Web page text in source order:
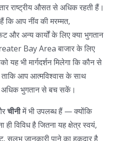
राष्ट्रीय औसत से अधिक रहती हैं।
कि आप नींव की मरम्मत,
और अन्य कार्यों के लिए क्या भुगतान
Bay Area बाजार के लिए
भी मार्गदर्शन मिलेगा कि कौन से
आप आत्मविश्वास के साथ
भुगतान से बच सकें।
चीनीमें भी उपलब्ध हैं — क्योंकि
विविध है जितना यह क्षेत्र स्वयं,
सुलभ जानकारी पाने का हकदार है